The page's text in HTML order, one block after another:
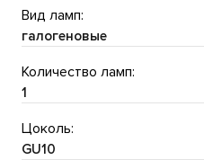
Вид ламп:
галогеновые
Количество ламп:
1
Цоколь:
GU10